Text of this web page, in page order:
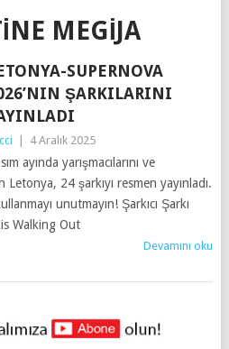
MEGIJA
SUPERNOVA
ŞARKILARINI
4 Aralık 2025
ayında yarışmacılarını ve
Letonya, 24 şarkıyı resmen yayınladı.
unutmayın! Şarkıcı Şarkı
Walking Out
Devamını oku